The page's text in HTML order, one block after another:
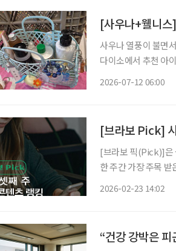
[사우나+웰니
사우나 열풍이 불면
다이소에서 추천 아
2026-07-12 06:00
[브라보 Pick]
[브라보 픽(Pick)]은
한 주간 가장 주목
2026-02-23 14:02
“건강 강박은 피